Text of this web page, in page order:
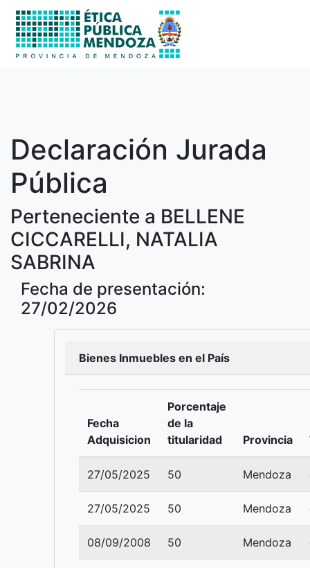
Declaración Jurada
Pública
Perteneciente a BELLENE
CICCARELLI, NATALIA
SABRINA
Fecha de presentación:
27/02/2026
Bienes Inmuebles en el País
Fecha
Adquisicion
Porcentaje
de la
titularidad
Provincia
27/05/2025 50 Mendoza
27/05/2025 50 Mendoza
08/09/2008 50 Mendoza